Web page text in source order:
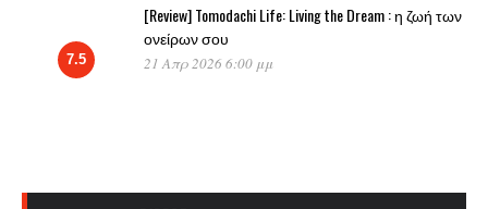
7.5
[Review] Tomodachi Life: Living the Dream : η ζωή των
ονείρων σου
21 Απρ 2026 6:00 μμ